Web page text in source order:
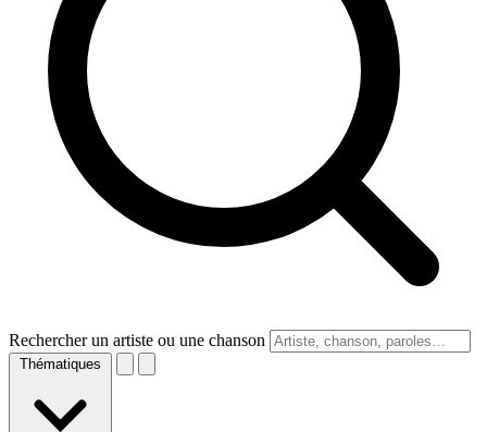
Rechercher un artiste ou une chanson
Thématiques